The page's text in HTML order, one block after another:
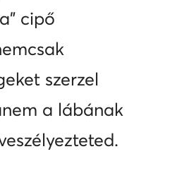
cipő
szerzel
a lábának